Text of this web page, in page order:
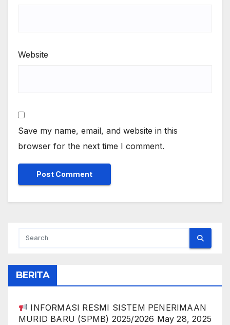
Website
Save my name, email, and website in this
browser for the next time I comment.
BERITA
INFORMASI RESMI SISTEM PENERIMAAN
MURID BARU (SPMB) 2025/2026 May 28, 2025